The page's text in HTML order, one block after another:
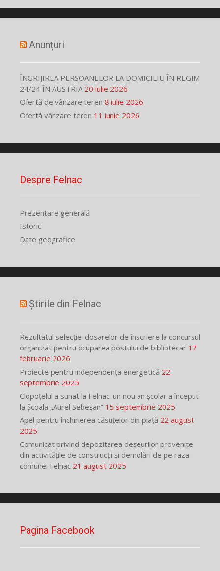
Anunțuri
ÎNGRIJIREA PERSOANELOR LA DOMICILIU ÎN REGIM
24/24 ÎN AUSTRIA 20 iulie 2026
Ofertă de vânzare teren 8 iulie 2026
Ofertă vânzare teren 11 iunie 2026
Despre Felnac
Prezentare generală
Istoric
Date geografice
Știrile din Felnac
Rezultatul selecției dosarelor de înscriere la concursul
organizat pentru ocuparea postului de bibliotecar 17
februarie 2026
Proiecte pentru independența energetică 22
septembrie 2025
Clopoțelul a sunat la Felnac: un nou an școlar a început
la Școala „Aurel Sebeșan” 15 septembrie 2025
Apel pentru închirierea căsuțelor din piață 22 august
2025
Comunicat privind depozitarea deșeurilor provenite
din activitățile de construcții și demolări de pe raza
comunei Felnac 21 august 2025
Pagina Facebook